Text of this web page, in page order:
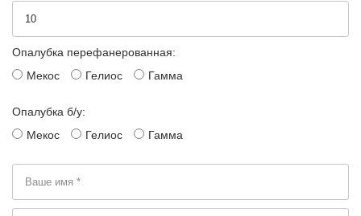
Опалубка перефанерованная:
Мекос
Гелиос Гамма
Опалубка б/у:
Мекос
Гелиос Гамма